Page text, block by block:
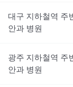
대구 지하철역 주
안과 병원
광주 지하철역 주
안과 병원